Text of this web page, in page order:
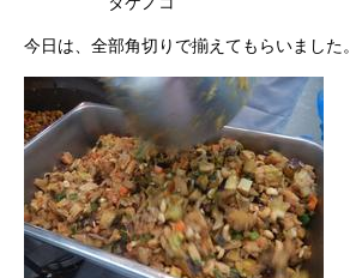
今日は、全部角切りで揃えてもらいました。